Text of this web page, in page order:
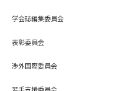
学会誌編集委員会
表彰委員会
渉外国際委員会
若手支援委員会